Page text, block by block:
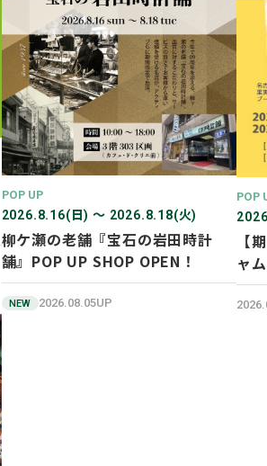
POP UP
2026.8.16(日) 〜 2026.8.18(火)
柳ケ瀬の老舗『宝石の岩田時計
舗』POP UP SHOP OPEN！
NEW 2026.08.05UP
POP
【
ャ
UP